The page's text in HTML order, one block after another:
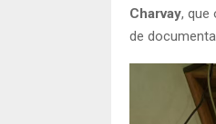
Charvay, que
de